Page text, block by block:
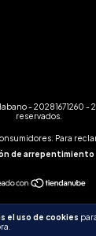
el uso de cookies
- 20281671260 -
reservados.
Para
de arrepentimiento